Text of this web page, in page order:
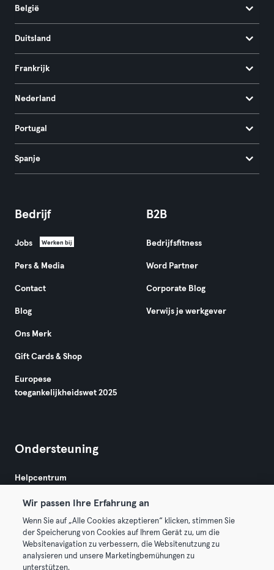
België
Duitsland
Frankrijk
Nederland
Portugal
Spanje
Bedrijf
Jobs Werken bij
Pers & Media
Contact
Blog
Ons Merk
Gift Cards & Shop
Europese
toegankelijkheidswet 2025
B2B
Bedrijfsfitness
Word Partner
Corporate Blog
Verwijs je werkgever
Ondersteuning
Helpcentrum
Algemene Voorwaarden
Wir passen Ihre Erfahrung an
Wenn Sie auf „Alle Cookies akzeptieren“ klicken, stimmen Sie
der Speicherung von Cookies auf Ihrem Gerät zu, um die
Websitenavigation zu verbessern, die Websitenutzung zu
analysieren und unsere Marketingbemühungen zu
unterstützen.